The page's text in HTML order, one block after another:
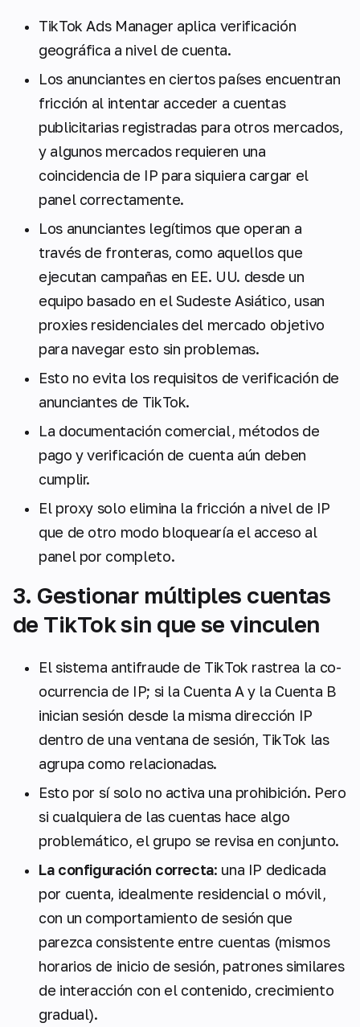
TikTok Ads Manager aplica verificación
geográfica a nivel de cuenta.
Los anunciantes en ciertos países encuentran
fricción al intentar acceder a cuentas
publicitarias registradas para otros mercados,
y algunos mercados requieren una
coincidencia de IP para siquiera cargar el
panel correctamente.
Los anunciantes legítimos que operan a
través de fronteras, como aquellos que
ejecutan campañas en EE. UU. desde un
equipo basado en el Sudeste Asiático, usan
proxies residenciales del mercado objetivo
para navegar esto sin problemas.
Esto no evita los requisitos de verificación de
anunciantes de TikTok.
La documentación comercial, métodos de
pago y verificación de cuenta aún deben
cumplir.
El proxy solo elimina la fricción a nivel de IP
que de otro modo bloquearía el acceso al
panel por completo.
3. Gestionar múltiples cuentas
de TikTok sin que se vinculen
El sistema antifraude de TikTok rastrea la co-
ocurrencia de IP; si la Cuenta A y la Cuenta B
inician sesión desde la misma dirección IP
dentro de una ventana de sesión, TikTok las
agrupa como relacionadas.
Esto por sí solo no activa una prohibición. Pero
si cualquiera de las cuentas hace algo
problemático, el grupo se revisa en conjunto.
La configuración correcta: una IP dedicada
por cuenta, idealmente residencial o móvil,
con un comportamiento de sesión que
parezca consistente entre cuentas (mismos
horarios de inicio de sesión, patrones similares
de interacción con el contenido, crecimiento
gradual).